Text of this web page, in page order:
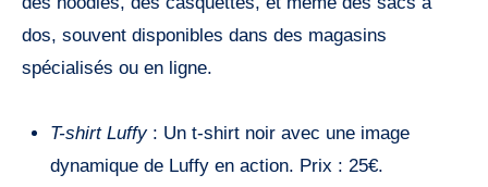
dos, souvent disponibles dans des magasins
spécialisés ou en ligne.
T-shirt Luffy: Un t-shirt noir avec une image
dynamique de Luffy en action. Prix : 25€.